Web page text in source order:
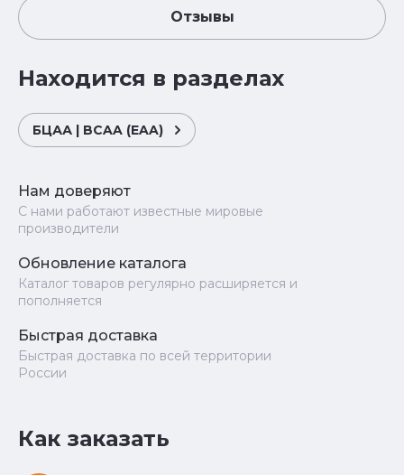
Отзывы
Находится в разделах
БЦАА | BCAA (EAA)
Нам доверяют
С нами работают известные мировые
производители
Обновление каталога
Каталог товаров регулярно расширяется и
пополняется
Быстрая доставка
Быстрая доставка по всей территории
России
Как заказать